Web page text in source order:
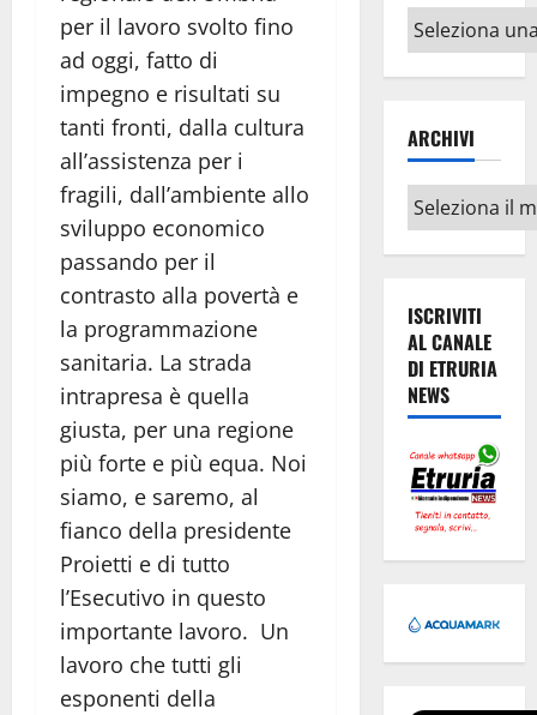
per il lavoro svolto fino
ad oggi, fatto di
impegno e risultati su
tanti fronti, dalla cultura
all’assistenza per i
fragili, dall’ambiente allo
sviluppo economico
passando per il
contrasto alla povertà e
la programmazione
sanitaria. La strada
intrapresa è quella
giusta, per una regione
più forte e più equa. Noi
siamo, e saremo, al
fianco della presidente
Proietti e di tutto
l’Esecutivo in questo
importante lavoro. Un
lavoro che tutti gli
esponenti della
Altri
argomenti
ARCHIVI
Archivi
ISCRIVITI
AL CANALE
DI ETRURIA
NEWS